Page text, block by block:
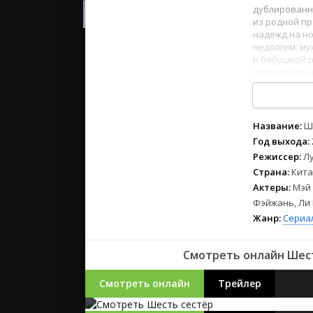
2022
2021
из родной
надежд на
недолгим:
и бабушкой
12345 678
Название:
Год выхода:
Режиссер:
Страна:
Актеры:Мэй
Фэйжань, Ли
Жанр:
Смотреть онлайн
Смотреть онлайн Трейлер